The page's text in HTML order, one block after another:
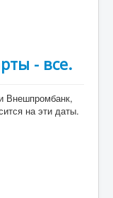
- все.
Внешпромбанк,
на эти даты.